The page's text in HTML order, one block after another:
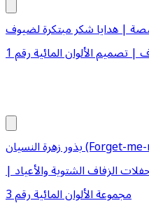
| هدايا شكر مبتكرة لضيوف
| تصميم الألوان المائية رقم 1
بذور زهرة النسيان (Forget-me-not) في مغلفات بيئية، تصميم
الزفاف الشتوية والأعياد |
مجموعة الألوان المائية رقم 3